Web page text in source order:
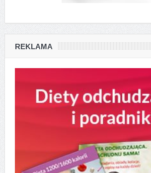
REKLAMA